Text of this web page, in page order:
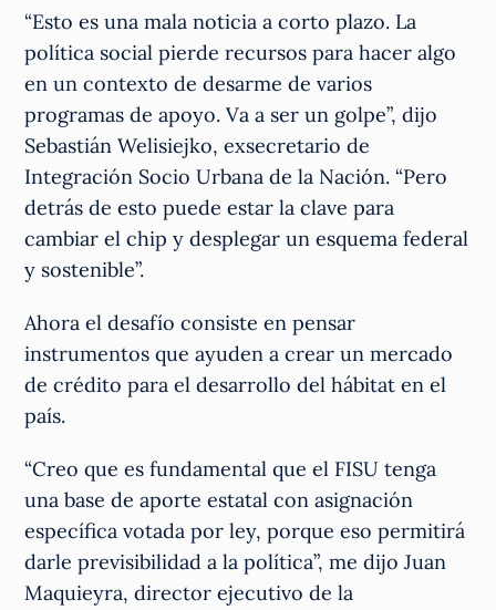
“Esto es una mala noticia a corto plazo. La
política social pierde recursos para hacer algo
en un contexto de desarme de varios
programas de apoyo. Va a ser un golpe”, dijo
Sebastián Welisiejko, exsecretario de
Integración Socio Urbana de la Nación. “Pero
detrás de esto puede estar la clave para
cambiar el chip y desplegar un esquema federal
y sostenible”.
Ahora el desafío consiste en pensar
instrumentos que ayuden a crear un mercado
de crédito para el desarrollo del hábitat en el
país.
“Creo que es fundamental que el FISU tenga
una base de aporte estatal con asignación
específica votada por ley, porque eso permitirá
darle previsibilidad a la política”, me dijo Juan
Maquieyra, director ejecutivo de la